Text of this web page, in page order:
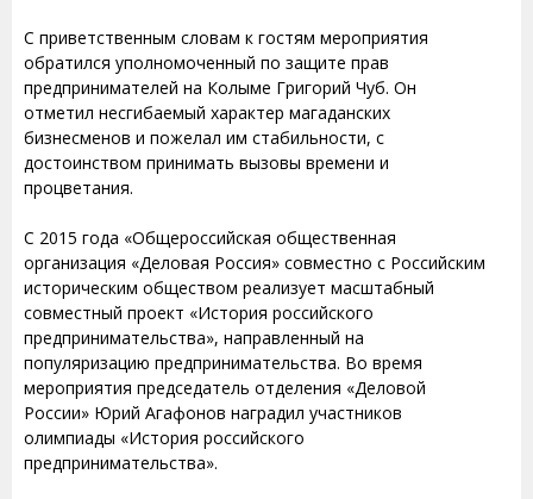
С приветственным словам к гостям мероприятия
обратился уполномоченный по защите прав
предпринимателей на Колыме Григорий Чуб. Он
отметил несгибаемый характер магаданских
бизнесменов и пожелал им стабильности, с
достоинством принимать вызовы времени и
процветания.
С 2015 года «Общероссийская общественная
организация «Деловая Россия» совместно с Российским
историческим обществом реализует масштабный
совместный проект «История российского
предпринимательства», направленный на
популяризацию предпринимательства. Во время
мероприятия председатель отделения «Деловой
России» Юрий Агафонов наградил участников
олимпиады «История российского
предпринимательства».